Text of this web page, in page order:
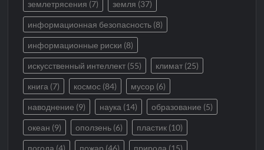
землетрясения (7) земля (37)
информационная безопасность (8)
информационные риски (8)
искусственный интеллект (55) климат (25)
книга (7) космос (84) мусор (6)
наводнение (9) наука (14) образование (5)
океан (9) оползень (6) пластик (10)
погода (4) пожар (46) природа (15)